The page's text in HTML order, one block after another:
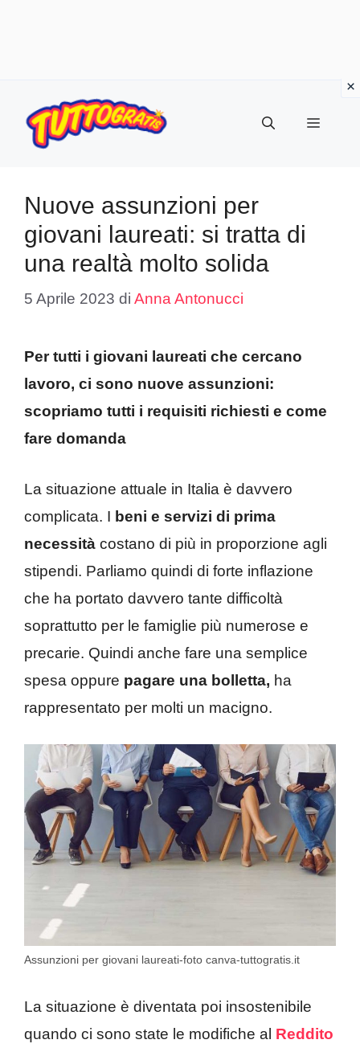
contenuto
Menu
Nuove assunzioni per
giovani laureati: si tratta di
una realtà molto solida
5 Aprile 2023 di Anna Antonucci
Per tutti i giovani laureati che cercano
lavoro, ci sono nuove assunzioni:
scopriamo tutti i requisiti richiesti e come
fare domanda
La situazione attuale in Italia è davvero
complicata. I beni e servizi di prima
necessità costano di più in proporzione agli
stipendi. Parliamo quindi di forte inflazione
che ha portato davvero tante difficoltà
soprattutto per le famiglie più numerose e
precarie. Quindi anche fare una semplice
spesa oppure pagare una bolletta, ha
rappresentato per molti un macigno.
Assunzioni per giovani laureati-foto canva-tuttogratis.it
La situazione è diventata poi insostenibile
quando ci sono state le modifiche al Reddito